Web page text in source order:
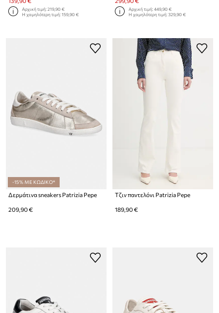
Αρχική τιμή:219,90 €
Η χαμηλότερη τιμή:159,90 €
Αρχική τιμή:449,90 €
Η χαμηλότερη τιμή:329,90 €
-15% ΜΕ ΚΩΔΙΚΟ*
Δερμάτινα sneakers Patrizia Pepe
209,90 €
Τζιν παντελόνι Patrizia Pepe
189,90 €